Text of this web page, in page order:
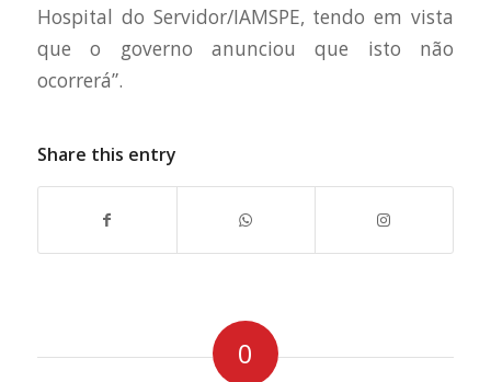
Hospital do Servidor/IAMSPE, tendo em vista
que o governo anunciou que isto não
ocorrerá”.
Share this entry
0